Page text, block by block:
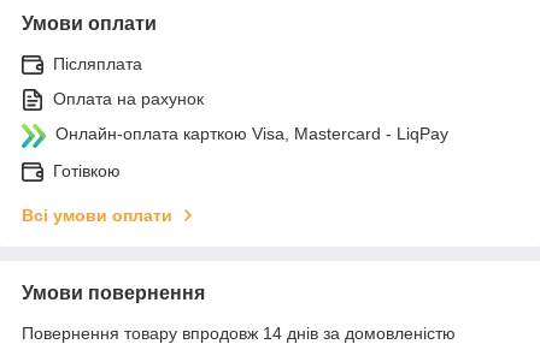
Умови оплати
Післяплата
Оплата на рахунок
Онлайн-оплата карткою Visa, Mastercard - LiqPay
Готівкою
Всі умови оплати
Умови повернення
Повернення товару впродовж 14 днів за домовленістю